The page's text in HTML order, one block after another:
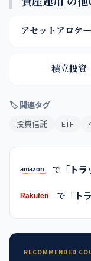
アセットアロケ
積立投資
🏷 関連タグ
投資信託
ETF
で「ト
で「ト
RECOMMENDED